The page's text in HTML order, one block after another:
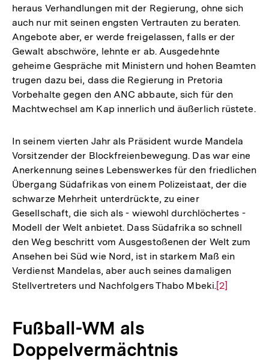
heraus Verhandlungen mit der Regierung, ohne sich
auch nur mit seinen engsten Vertrauten zu beraten.
Angebote aber, er werde freigelassen, falls er der
Gewalt abschwöre, lehnte er ab. Ausgedehnte
geheime Gespräche mit Ministern und hohen Beamten
trugen dazu bei, dass die Regierung in Pretoria
Vorbehalte gegen den ANC abbaute, sich für den
Machtwechsel am Kap innerlich und äußerlich rüstete.
In seinem vierten Jahr als Präsident wurde Mandela
Vorsitzender der Blockfreienbewegung. Das war eine
Anerkennung seines Lebenswerkes für den friedlichen
Übergang Südafrikas von einem Polizeistaat, der die
schwarze Mehrheit unterdrückte, zu einer
Gesellschaft, die sich als - wiewohl durchlöchertes -
Modell der Welt anbietet. Dass Südafrika so schnell
den Weg beschritt vom Ausgestoßenen der Welt zum
Ansehen bei Süd wie Nord, ist in starkem Maß ein
Verdienst Mandelas, aber auch seines damaligen
Stellvertreters und Nachfolgers Thabo Mbeki.Zur
[2]
Fußball-WM als
Doppelvermächtnis